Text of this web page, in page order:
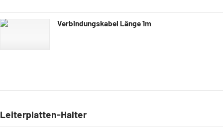
Verbindungskabel Länge 1m
Leiterplatten-Halter